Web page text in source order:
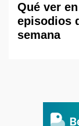
Qué ver
episodios
semana